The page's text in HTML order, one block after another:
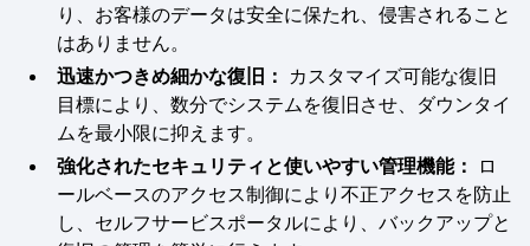
り、お客様のデータは安全に保たれ、侵害されること
はありません。
迅速かつきめ細かな復旧： カスタマイズ可能な復旧
目標により、数分でシステムを復旧させ、ダウンタイ
ムを最小限に抑えます。
強化されたセキュリティと使いやすい管理機能：
ロ
ールベースのアクセス制御により不正アクセスを防止
し、セルフサービスポータルにより、バックアップと